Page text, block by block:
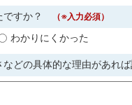
ですか？ （※入力必須）
わかりにくかった
どの具体的な理由があれ